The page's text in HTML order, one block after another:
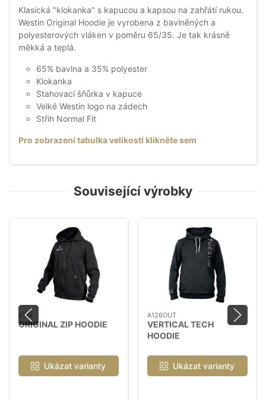
Klasická "klokanka" s kapucou a kapsou na zahřátí rukou.
Westin Original Hoodie je vyrobena z bavlněných a
polyesterových vláken v poměru 65/35. Je tak krásně
měkká a teplá.
65% bavlna a 35% polyester
Klokanka
Stahovací šňůrka v kapuce
Velké Westin logo na zádech
Střih Normal Fit
Pro zobrazení tabulka velikostí klikněte sem
Související výrobky
A116
ORIGINAL ZIP HOODIE
Ukázat varianty
A126OUT
VERTICAL TECH
HOODIE
Ukázat varianty